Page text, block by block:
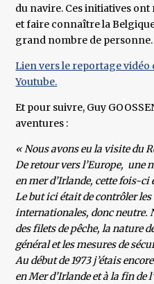
du navire. Ces initiatives
et faire connaître la
grand nombre de personne.
Lien vers le reportage vidéo
Youtube.
Et pour suivre, Guy
aventures :
« Nous avons eu la visite du
De retour vers l’Europe, une
en mer d’Irlande, cette fois-ci
Le but ici était de contrôler les
internationales, donc neutre.
des filets de pêche, la nature
général et les mesures de
Au début de 1973 j’étais
en Mer d’Irlande et à la fin de